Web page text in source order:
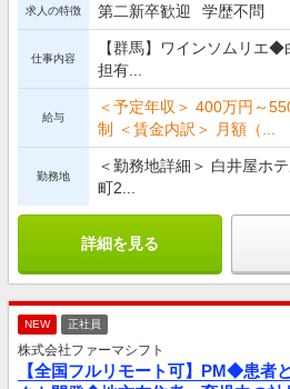
求人の特徴 第二新卒歓迎 学歴不問
仕事内容
【群馬】ワインソムリエ
担有...
給与
＜予定年収＞ 400万円～
制 ＜賃金内訳＞ 月額（...
勤務地
＜勤務地詳細＞ 白井屋ホ
町2...
詳細を見る
NEW 正社員
株式会社ファーマシフト
【全国フルリモート可】PM◆患者